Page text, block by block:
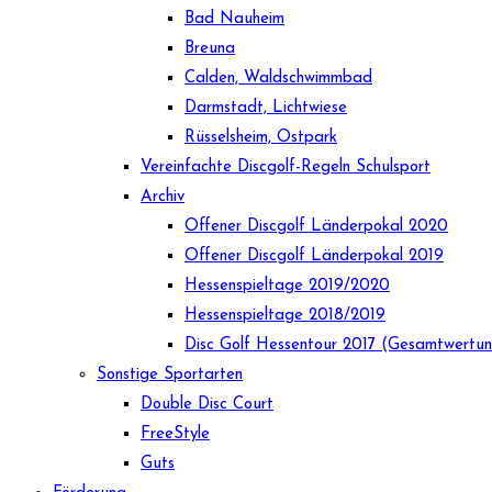
Bad Nauheim
Breuna
Calden, Waldschwimmbad
Darmstadt, Lichtwiese
Rüsselsheim, Ostpark
Vereinfachte Discgolf-Regeln Schulsport
Archiv
Offener Discgolf Länderpokal 2020
Offener Discgolf Länderpokal 2019
Hessenspieltage 2019/2020
Hessenspieltage 2018/2019
Disc Golf Hessentour 2017
Sonstige Sportarten
Double Disc Court
FreeStyle
Guts